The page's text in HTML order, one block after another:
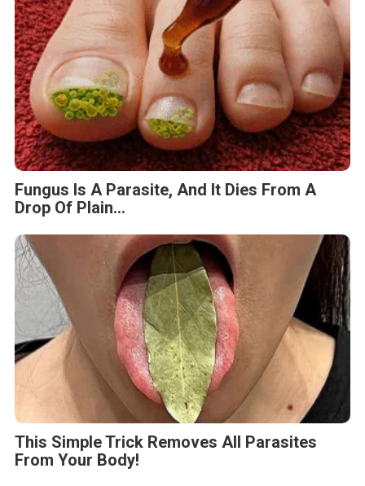
Fungus Is A Parasite, And It Dies From A
Drop Of Plain...
This Simple Trick Removes All Parasites
From Your Body!